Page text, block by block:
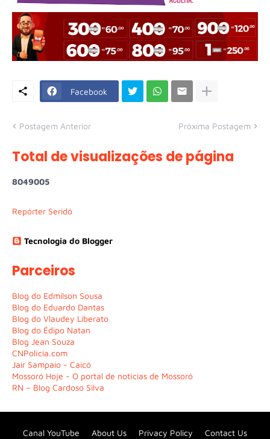
Facebook
Postagem Anterior Próxima Postagem
Total de visualizações de página
8049005
Repórter Seridó
Tecnologia do Blogger
Parceiros
Blog do Edmilson Sousa
Blog do Eduardo Dantas
Blog do Vlaudey Liberato
Blog do Édipo Natan
Blog Jean Souza
CNPolícia.com
Jair Sampaio - Caicó
Mossoró Hoje - O portal de notícias de Mossoró
RN – Blog Cardoso Silva
Canal YouTube About Us Privacy Policy Contact Us